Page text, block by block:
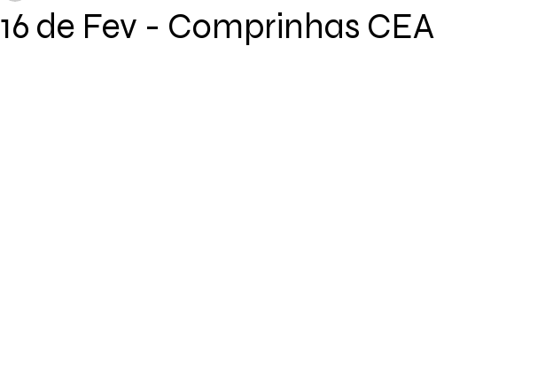
16 de Fev - Comprinhas CEA